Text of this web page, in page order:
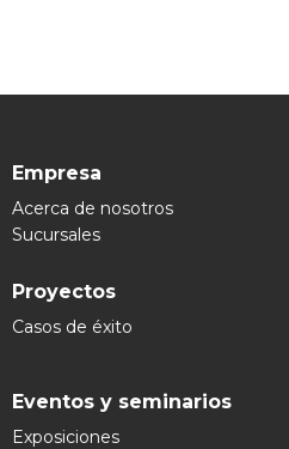
Empresa
Acerca de nosotros
Sucursales
Proyectos
Casos de éxito
Eventos y seminarios
Exposiciones